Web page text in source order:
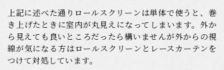
上記に述べた通りロールスクリーンは単体で使うと、巻
き上げたときに室内が丸見えになってしまいます。外か
ら見えても良いところだったら構いませんが外からの視
線が気になる方はロールスクリーンとレースカーテンを
つけて対処しています。